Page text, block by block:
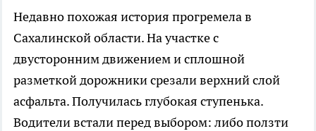
Недавно похожая история прогремела в
Сахалинской области. На участке с
двусторонним движением и сплошной
разметкой дорожники срезали верхний слой
асфальта. Получилась глубокая ступенька.
Водители встали перед выбором: либо ползти